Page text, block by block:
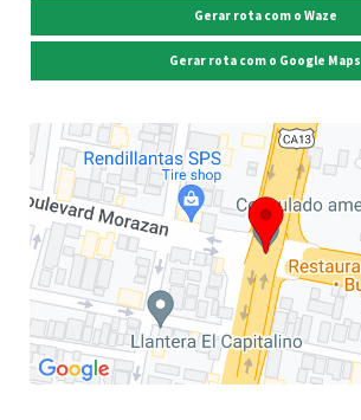
Gerar rota com o Waze
Gerar rota com o Google Maps